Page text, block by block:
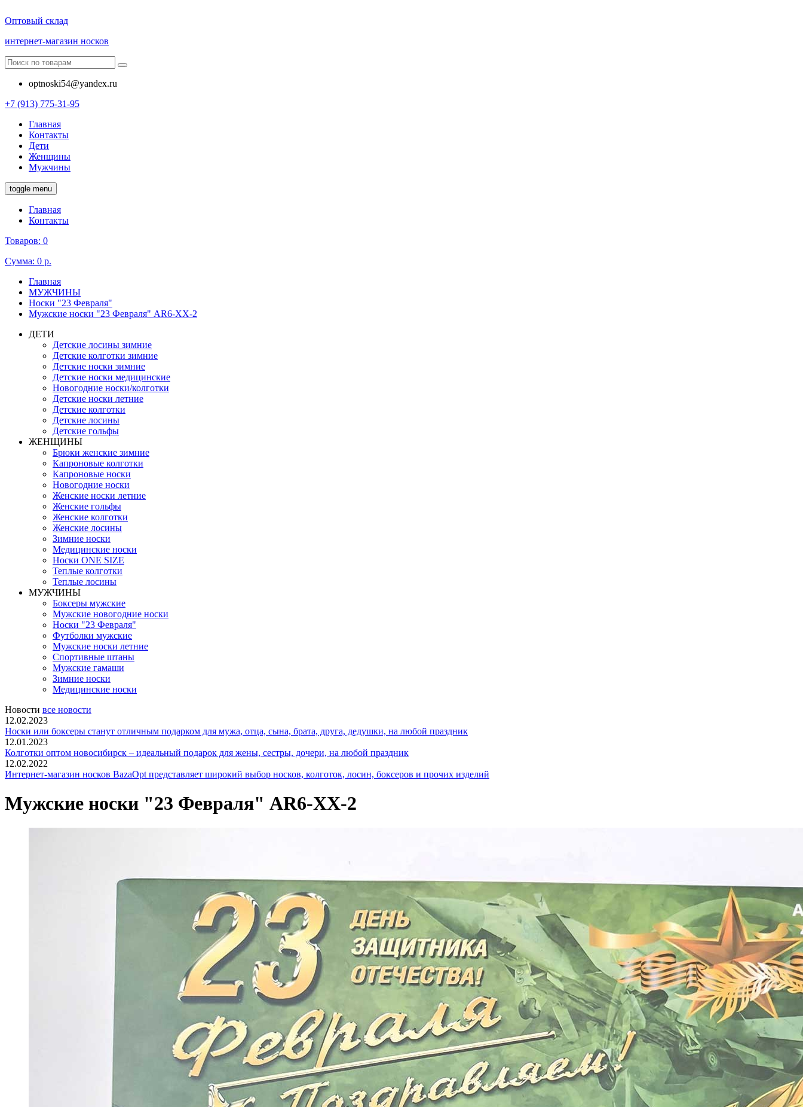
Оптовый склад
интернет-магазин носков
optnoski54@yandex.ru
+7 (913) 775-31-95
Главная
Контакты
Дети
Женщины
Мужчины
toggle menu
Главная
Контакты
Товаров: 0
Сумма: 0 р.
Главная
МУЖЧИНЫ
Носки "23 Февраля"
Мужские носки "23 Февраля" AR6-XX-2
ДЕТИ
Детские лосины зимние
Детские колготки зимние
Детские носки зимние
Детские носки медицинские
Новогодние носки/колготки
Детские носки летние
Детские колготки
Детские лосины
Детские гольфы
ЖЕНЩИНЫ
Брюки женские зимние
Капроновые колготки
Капроновые носки
Новогодние носки
Женские носки летние
Женские гольфы
Женские колготки
Женские лосины
Зимние носки
Медицинские носки
Носки ONE SIZE
Теплые колготки
Теплые лосины
МУЖЧИНЫ
Боксеры мужские
Мужские новогодние носки
Носки "23 Февраля"
Футболки мужские
Мужские носки летние
Спортивные штаны
Мужские гамаши
Зимние носки
Медицинские носки
Новости все новости
12.02.2023
Носки или боксеры станут отличным подарком для мужа, отца, сына, брата, друга, дедушки, на любой праздник
12.01.2023
Колготки оптом новосибирск – идеальный подарок для жены, сестры, дочери, на любой праздник
12.02.2022
Интернет-магазин носков BazaOpt представляет широкий выбор носков, колготок, лосин, боксеров и прочих изделий
Мужские носки "23 Февраля" AR6-XX-2